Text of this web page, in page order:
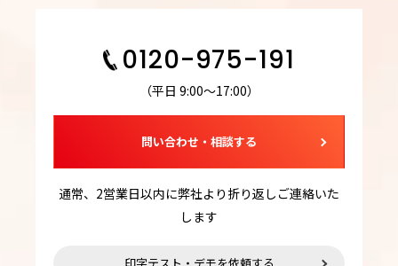
0120-975-191
（平日 9:00～17:00）
問い合わせ・相談する
通常、2営業日以内に弊社より折り返しご連絡いた
します